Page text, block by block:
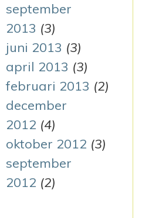
september
2013 (3)
juni 2013 (3)
april 2013 (3)
februari 2013 (2)
december
2012 (4)
oktober 2012 (3)
september
2012 (2)